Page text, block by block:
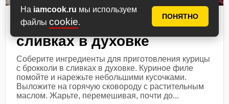
На iamcook.ru мы используем
файлы cookie.
ПОНЯТНО
Курица с брокколи в
сливках в духовке
Соберите ингредиенты для приготовления курицы
с брокколи в сливках в духовке. Куриное филе
помойте и нарежьте небольшими кусочками.
Выложите на горячую сковороду с растительным
маслом. Жарьте, перемешивая, почти до...